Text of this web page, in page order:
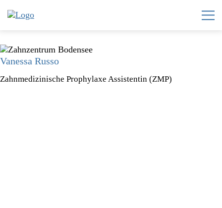
Home
Zahnzentrum
Vanessa Russo
Zahnmedizinische Prophylaxe Assistentin (ZMP)